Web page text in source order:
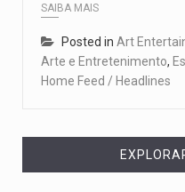
SAIBA MAIS
Posted in Art
Arte e Entretenimento,
Home Feed / Headlines